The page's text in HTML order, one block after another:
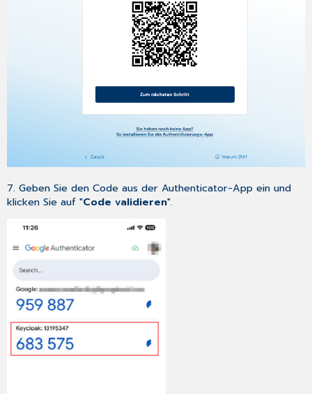
7. Geben Sie den Code aus der Authenticator-App ein und
klicken Sie auf "Code validieren".